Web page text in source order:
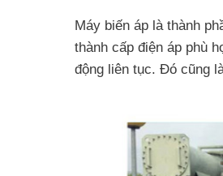
Máy biến áp là thành
thành cấp điện áp phù
động liên tục. Đó cũng